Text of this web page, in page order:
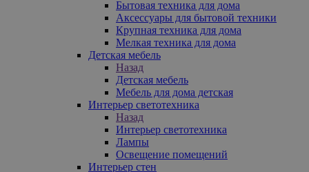
Бытовая техника для дома
Аксессуары для бытовой техники
Крупная техника для дома
Мелкая техника для дома
Детская мебель
Назад
Детская мебель
Мебель для дома детская
Интерьер светотехника
Назад
Интерьер светотехника
Лампы
Освещение помещений
Интерьер стен